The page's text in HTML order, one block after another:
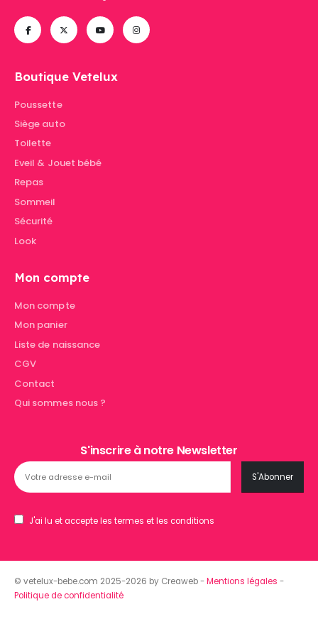
Boutique Vetelux
Poussette
Siège auto
Toilette
Eveil & Jouet bébé
Repas
Sommeil
Sécurité
Look
Mon compte
Mon compte
Mon panier
Liste de naissance
CGV
Contact
Qui sommes nous ?
S'inscrire à notre Newsletter
J'ai lu et accepte les termes et les conditions
© vetelux-bebe.com 2025-2026 by Creaweb -Mentions légales -
Politique de confidentialité